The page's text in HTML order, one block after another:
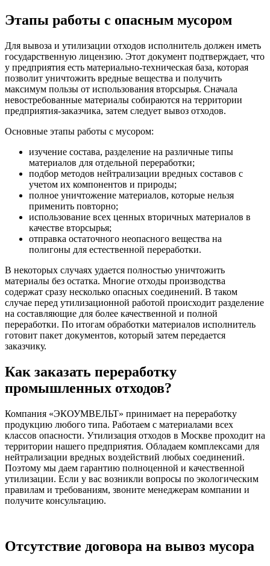
Этапы работы с опасным мусором
Для вывоза и утилизации отходов исполнитель должен иметь
государственную лицензию. Этот документ подтверждает, что
у предприятия есть материально-техническая база, которая
позволит уничтожить вредные вещества и получить
максимум пользы от использования вторсырья. Сначала
невостребованные материалы собираются на территории
предприятия-заказчика, затем следует вывоз отходов.
Основные этапы работы с мусором:
изучение состава, разделение на различные типы
материалов для отдельной переработки;
подбор методов нейтрализации вредных составов с
учетом их компонентов и природы;
полное уничтожение материалов, которые нельзя
применить повторно;
использование всех ценных вторичных материалов в
качестве вторсырья;
отправка остаточного неопасного вещества на
полигоны для естественной переработки.
В некоторых случаях удается полностью уничтожить
материалы без остатка. Многие отходы производства
содержат сразу несколько опасных соединений. В таком
случае перед утилизационной работой происходит разделение
на составляющие для более качественной и полной
переработки. По итогам обработки материалов исполнитель
готовит пакет документов, который затем передается
заказчику.
Как заказать переработку
промышленных отходов?
Компания «ЭКОУМВЕЛЬТ» принимает на переработку
продукцию любого типа. Работаем с материалами всех
классов опасности. Утилизация отходов в Москве проходит на
территории нашего предприятия. Обладаем комплексами для
нейтрализации вредных воздействий любых соединений.
Поэтому мы даем гарантию полноценной и качественной
утилизации. Если у вас возникли вопросы по экологическим
правилам и требованиям, звоните менеджерам компании и
получите консультацию.
Отсутствие договора на вывоз мусора